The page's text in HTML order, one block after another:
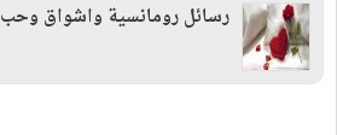
رسائل رومانسية واشواق وحب 2016